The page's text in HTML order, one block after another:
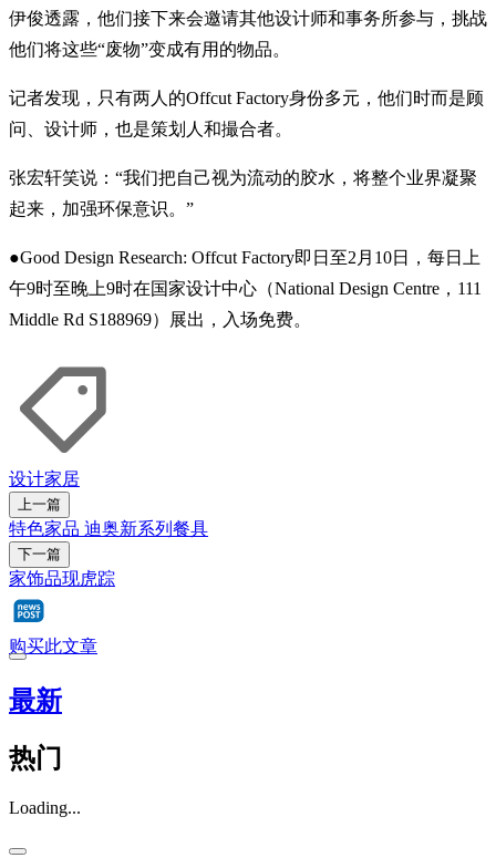
伊俊透露，他们接下来会邀请其他设计师和事务所参与，挑战
他们将这些“废物”变成有用的物品。
记者发现，只有两人的Offcut Factory身份多元，他们时而是顾
问、设计师，也是策划人和撮合者。
张宏轩笑说：“我们把自己视为流动的胶水，将整个业界凝聚
起来，加强环保意识。”
●Good Design Research: Offcut Factory即日至2月10日，每日上
午9时至晚上9时在国家设计中心（National Design Centre，111
Middle Rd S188969）展出，入场免费。
设计家居
上一篇
特色家品 迪奥新系列餐具
下一篇
家饰品现虎踪
购买此文章
最新
热门
Loading...